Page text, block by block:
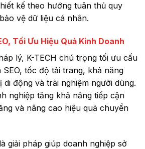
kế theo hướng tuân thủ quy
vệ dữ liệu cá nhân.
Tối Ưu Hiệu Quả Kinh Doanh
lý, K-TECH chú trọng tối ưu cấu
tốc độ tải trang, khả năng
di động và trải nghiệm người dùng.
nghiệp tăng khả năng tiếp cận
và nâng cao hiệu quả chuyển
giải pháp giúp doanh nghiệp sở